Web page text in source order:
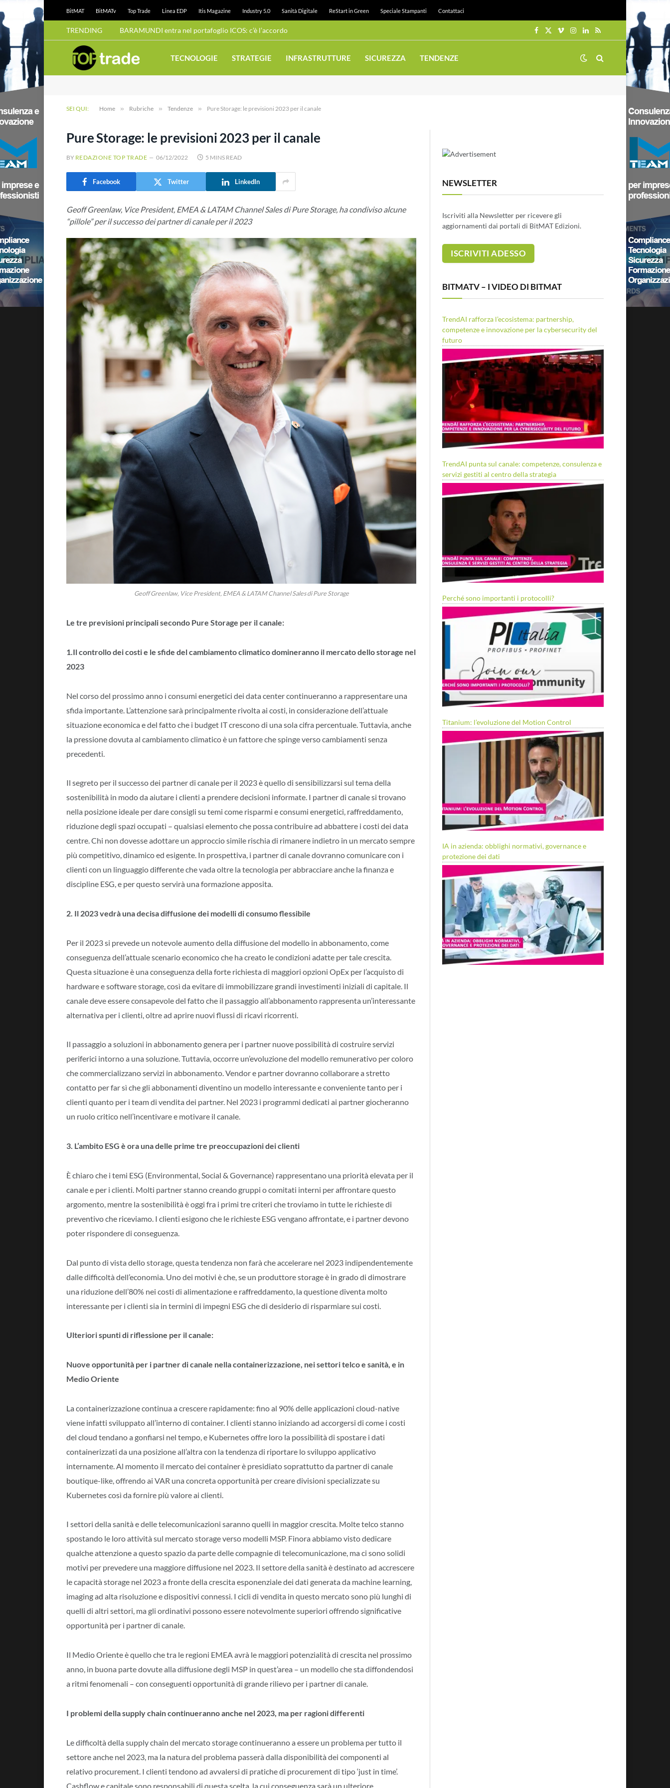
BitMAT BitMATv Top Trade Linea EDP Itis Magazine Industry 5.0 Sanità Digitale ReStart in Green Speciale Stampanti Contattaci
TRENDING BARAMUNDI entra nel portafoglio ICOS: c’è l’accordo
Facebook
X
VimeoInstagram
LinkedIn
RSS
TECNOLOGIE STRATEGIE INFRASTRUTTURE SICUREZZA TENDENZE
SEI QUI: Home » Rubriche » Tendenze » Pure Storage: le previsioni 2023 per il canale
Pure Storage: le previsioni 2023 per il canale
BY REDAZIONE TOP TRADE 06/12/2022 5 MINS READ
Facebook Twitter LinkedIn
Geoff Greenlaw, Vice President, EMEA & LATAM Channel Sales di Pure Storage, ha condiviso alcune
“pillole” per il successo dei partner di canale per il 2023
Geoff Greenlaw, Vice President, EMEA & LATAM Channel Sales di Pure Storage
Le tre previsioni principali secondo Pure Storage per il canale:
1.Il controllo dei costi e le sfide del cambiamento climatico domineranno il mercato dello storage nel
2023
Nel corso del prossimo anno i consumi energetici dei data center continueranno a rappresentare una
sfida importante. L’attenzione sarà principalmente rivolta ai costi, in considerazione dell’attuale
situazione economica e del fatto che i budget IT crescono di una sola cifra percentuale. Tuttavia, anche
la pressione dovuta al cambiamento climatico è un fattore che spinge verso cambiamenti senza
precedenti.
Il segreto per il successo dei partner di canale per il 2023 è quello di sensibilizzarsi sul tema della
sostenibilità in modo da aiutare i clienti a prendere decisioni informate. I partner di canale si trovano
nella posizione ideale per dare consigli su temi come risparmi e consumi energetici, raffreddamento,
riduzione degli spazi occupati – qualsiasi elemento che possa contribuire ad abbattere i costi dei data
centre. Chi non dovesse adottare un approccio simile rischia di rimanere indietro in un mercato sempre
più competitivo, dinamico ed esigente. In prospettiva, i partner di canale dovranno comunicare con i
clienti con un linguaggio differente che vada oltre la tecnologia per abbracciare anche la finanza e
discipline ESG, e per questo servirà una formazione apposita.
2. Il 2023 vedrà una decisa diffusione dei modelli di consumo flessibile
Per il 2023 si prevede un notevole aumento della diffusione del modello in abbonamento, come
conseguenza dell’attuale scenario economico che ha creato le condizioni adatte per tale crescita.
Questa situazione è una conseguenza della forte richiesta di maggiori opzioni OpEx per l’acquisto di
hardware e software storage, così da evitare di immobilizzare grandi investimenti iniziali di capitale. Il
canale deve essere consapevole del fatto che il passaggio all’abbonamento rappresenta un’interessante
alternativa per i clienti, oltre ad aprire nuovi flussi di ricavi ricorrenti.
Il passaggio a soluzioni in abbonamento genera per i partner nuove possibilità di costruire servizi
periferici intorno a una soluzione. Tuttavia, occorre un’evoluzione del modello remunerativo per coloro
che commercializzano servizi in abbonamento. Vendor e partner dovranno collaborare a stretto
contatto per far sì che gli abbonamenti diventino un modello interessante e conveniente tanto per i
clienti quanto per i team di vendita dei partner. Nel 2023 i programmi dedicati ai partner giocheranno
un ruolo critico nell’incentivare e motivare il canale.
3. L’ambito ESG è ora una delle prime tre preoccupazioni dei clienti
È chiaro che i temi ESG (Environmental, Social & Governance) rappresentano una priorità elevata per il
canale e per i clienti. Molti partner stanno creando gruppi o comitati interni per affrontare questo
argomento, mentre la sostenibilità è oggi fra i primi tre criteri che troviamo in tutte le richieste di
preventivo che riceviamo. I clienti esigono che le richieste ESG vengano affrontate, e i partner devono
poter rispondere di conseguenza.
Dal punto di vista dello storage, questa tendenza non farà che accelerare nel 2023 indipendentemente
dalle difficoltà dell’economia. Uno dei motivi è che, se un produttore storage è in grado di dimostrare
una riduzione dell’80% nei costi di alimentazione e raffreddamento, la questione diventa molto
interessante per i clienti sia in termini di impegni ESG che di desiderio di risparmiare sui costi.
Ulteriori spunti di riflessione per il canale:
Nuove opportunità per i partner di canale nella containerizzazione, nei settori telco e sanità, e in
Medio Oriente
La containerizzazione continua a crescere rapidamente: fino al 90% delle applicazioni cloud-native
viene infatti sviluppato all’interno di container. I clienti stanno iniziando ad accorgersi di come i costi
del cloud tendano a gonfiarsi nel tempo, e Kubernetes offre loro la possibilità di spostare i dati
containerizzati da una posizione all’altra con la tendenza di riportare lo sviluppo applicativo
internamente. Al momento il mercato dei container è presidiato soprattutto da partner di canale
boutique-like, offrendo ai VAR una concreta opportunità per creare divisioni specializzate su
Kubernetes così da fornire più valore ai clienti.
I settori della sanità e delle telecomunicazioni saranno quelli in maggior crescita. Molte telco stanno
spostando le loro attività sul mercato storage verso modelli MSP. Finora abbiamo visto dedicare
qualche attenzione a questo spazio da parte delle compagnie di telecomunicazione, ma ci sono solidi
motivi per prevedere una maggiore diffusione nel 2023. Il settore della sanità è destinato ad accrescere
le capacità storage nel 2023 a fronte della crescita esponenziale dei dati generata da machine learning,
imaging ad alta risoluzione e dispositivi connessi. I cicli di vendita in questo mercato sono più lunghi di
quelli di altri settori, ma gli ordinativi possono essere notevolmente superiori offrendo significative
opportunità per i partner di canale.
Il Medio Oriente è quello che tra le regioni EMEA avrà le maggiori potenzialità di crescita nel prossimo
anno, in buona parte dovute alla diffusione degli MSP in quest’area – un modello che sta diffondendosi
a ritmi fenomenali – con conseguenti opportunità di grande rilievo per i partner di canale.
I problemi della supply chain continueranno anche nel 2023, ma per ragioni differenti
Le difficoltà della supply chain del mercato storage continueranno a essere un problema per tutto il
settore anche nel 2023, ma la natura del problema passerà dalla disponibilità dei componenti al
relativo procurement. I clienti tendono ad avvalersi di pratiche di procurement di tipo ‘just in time’.
Cashflow e capitale sono responsabili di questa scelta, la cui conseguenza sarà un ulteriore
NEWSLETTER
Iscriviti alla Newsletter per ricevere gli
aggiornamenti dai portali di BitMAT Edizioni.
BITMATV – I VIDEO DI BITMAT
TrendAI rafforza l’ecosistema: partnership,
competenze e innovazione per la cybersecurity del
futuro
TrendAI punta sul canale: competenze, consulenza e
servizi gestiti al centro della strategia
Perché sono importanti i protocolli?
Titanium: l’evoluzione del Motion Control
IA in azienda: obblighi normativi, governance e
protezione dei dati